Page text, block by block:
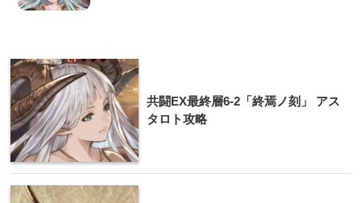
共闘EX最終層6-2「終焉ノ刻」 アス
タロト攻略